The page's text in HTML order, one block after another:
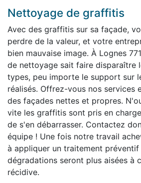
Nettoyage de graffitis
Avec des graffitis sur sa façade,
perdre de la valeur, et votre
bien mauvaise image. À Lognes
de nettoyage sait faire disparaître
types, peu importe le support sur
réalisés. Offrez-vous nos services
des façades nettes et propres.
vite les graffitis sont pris en
de s'en débarrasser. Contactez
équipe ! Une fois notre travail
à appliquer un traitement préventif
dégradations seront plus aisées à
récidive.